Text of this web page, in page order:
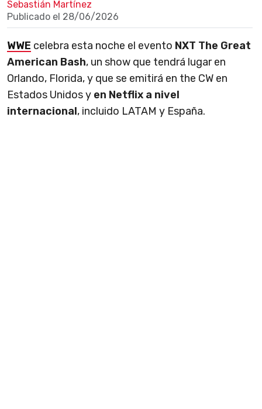
Sebastián Martínez
Publicado el 28/06/2026
WWE celebra esta noche el evento NXT The Great
American Bash, un show que tendrá lugar en
Orlando, Florida, y que se emitirá en the CW en
Estados Unidos y en Netflix a nivel
internacional, incluido LATAM y España.